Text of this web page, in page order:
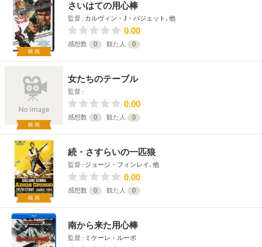
映画
さいはての用心棒
監督 カルヴィン・J・パジェット､他
0.00
感想数 0 観た人 0
映画
女たちのテーブル
監督
0.00
感想数 0 観た人 0
映画
続・さすらいの一匹狼
監督 ジョージ・フィンレイ､他
0.00
感想数 0 観た人 0
南から来た用心棒
監督 ミケーレ・ルーポ